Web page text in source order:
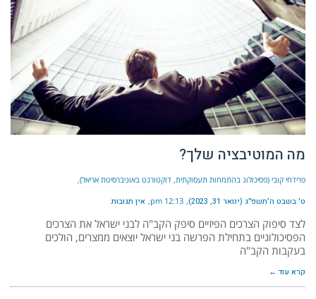
מה המוטיבציה שלך?
פרידחי קובי (פסיכולוג בהתמחות תעסוקתית, דוקטורנט באוניברסיטת אריאל)
ט׳ בשבט ה׳תשפ״ג (ינואר 31, 2023) 12:13 pm אין תגובות
לצד סיפוק הצרכים הפיזיים סיפק הקב"ה לבני ישראל את הצרכים
הפסיכולוגיים בתחילת הפרשה בני ישראל יוצאים ממצרים, הולכים
בעקבות הקב"ה
קרא עוד ←